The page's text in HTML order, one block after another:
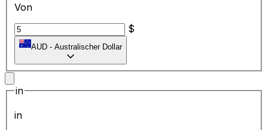
Von
$
AUD - Australischer Dollar
in
in